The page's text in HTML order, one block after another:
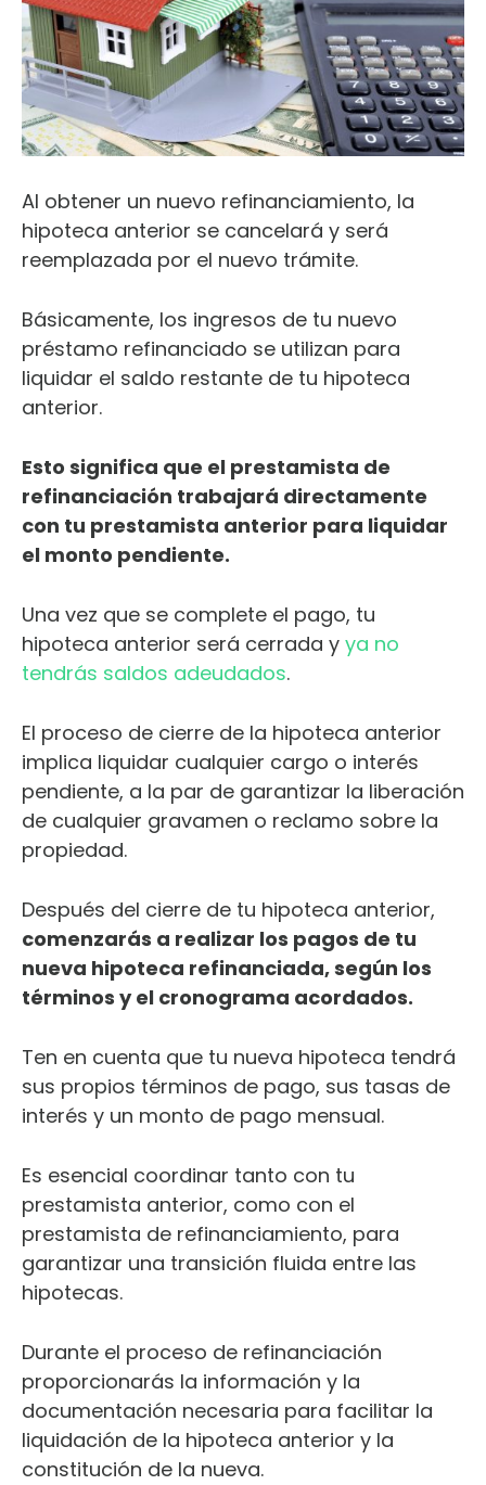
Al obtener un nuevo refinanciamiento, la
hipoteca anterior se cancelará y será
reemplazada por el nuevo trámite.
Básicamente, los ingresos de tu nuevo
préstamo refinanciado se utilizan para
liquidar el saldo restante de tu hipoteca
anterior.
Esto significa que el prestamista de
refinanciación trabajará directamente
con tu prestamista anterior para liquidar
el monto pendiente.
Una vez que se complete el pago, tu
hipoteca anterior será cerrada y ya no
tendrás saldos adeudados.
El proceso de cierre de la hipoteca anterior
implica liquidar cualquier cargo o interés
pendiente, a la par de garantizar la liberación
de cualquier gravamen o reclamo sobre la
propiedad.
Después del cierre de tu hipoteca anterior,
comenzarás a realizar los pagos de tu
nueva hipoteca refinanciada, según los
términos y el cronograma acordados.
Ten en cuenta que tu nueva hipoteca tendrá
sus propios términos de pago, sus tasas de
interés y un monto de pago mensual.
Es esencial coordinar tanto con tu
prestamista anterior, como con el
prestamista de refinanciamiento, para
garantizar una transición fluida entre las
hipotecas.
Durante el proceso de refinanciación
proporcionarás la información y la
documentación necesaria para facilitar la
liquidación de la hipoteca anterior y la
constitución de la nueva.